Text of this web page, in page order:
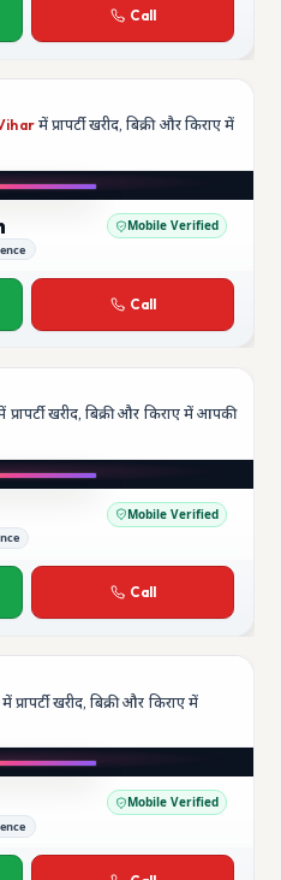
Call
में प्रापर्टी खरीद, बिक्री और किराए में
Mobile Verified
Call
प्रापर्टी खरीद, बिक्री और किराए में आपकी
Mobile Verified
Call
में प्रापर्टी खरीद, बिक्री और किराए में
Mobile Verified